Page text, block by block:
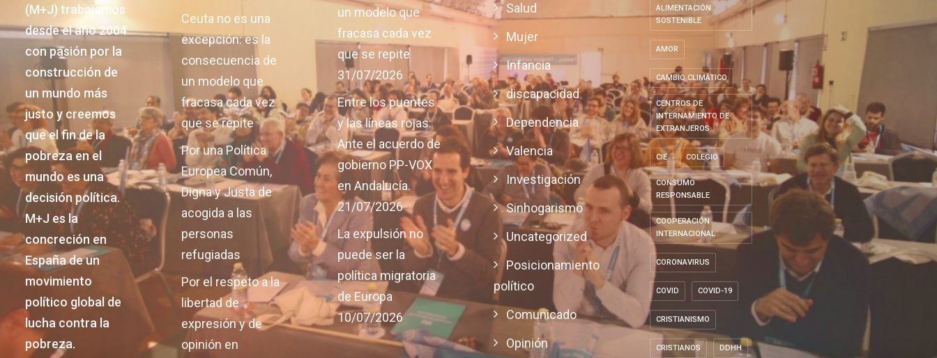
(M+J) trabajamos
desde el año 2004
con pasión por la
construcción de
un mundo más
justo y creemos
que el fin de la
pobreza en el
mundo es una
decisión política.
M+J es la
concreción en
España de un
movimiento
político global de
lucha contra la
pobreza.
Ceuta no es una
excepción: es la
consecuencia de
un modelo que
fracasa cada vez
que se repite
Por una Política
Europea Común,
Digna y Justa de
acogida a las
personas
refugiadas
Por el respeto a la
libertad de
expresión y de
opinión en
un modelo que
fracasa cada vez
que se repite
31/07/2026
Entre los puentes
y las líneas rojas:
Ante el acuerdo de
gobierno PP-VOX
en Andalucía.
21/07/2026
La expulsión no
puede ser la
política migratoria
de Europa
10/07/2026
Salud
Mujer
Infancia
discapacidad
Dependencia
Valencia
Investigación
Sinhogarismo
Uncategorized
Posicionamiento
político
Comunicado
Opinión
ALIMENTACIÓN
SOSTENIBLE
AMOR
CAMBIO CLIMÁTICO
CENTROS DE
INTERNAMIENTO DE
EXTRANJEROS
CIE COLEGIO
CONSUMO
RESPONSABLE
COOPERACIÓN
INTERNACIONAL
CORONAVIRUS
COVID COVID-19
CRISTIANISMO
CRISTIANOS DDHH